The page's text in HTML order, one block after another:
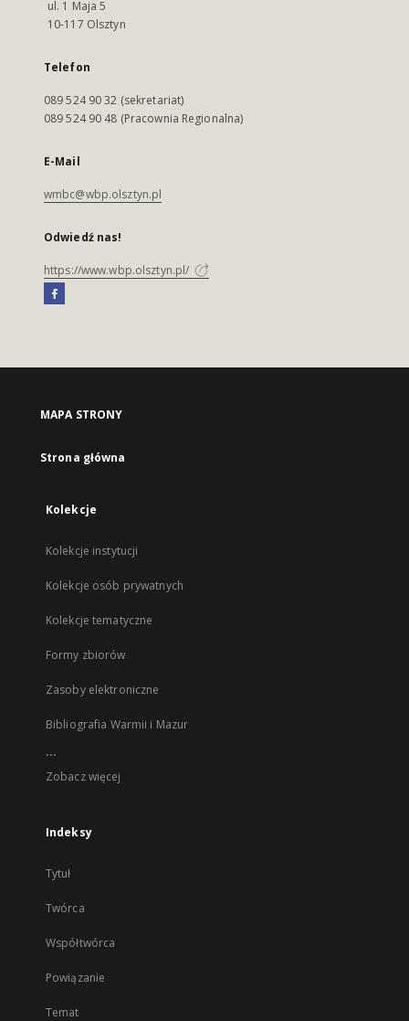
ul. 1 Maja 5
10-117 Olsztyn
Telefon
089 524 90 32 (sekretariat)
089 524 90 48 (Pracownia Regionalna)
E-Mail
wmbc@wbp.olsztyn.pl
Odwiedź nas!
https://www.wbp.olsztyn.pl/
MAPA STRONY
Strona główna
Kolekcje
Kolekcje instytucji
Kolekcje osób prywatnych
Kolekcje tematyczne
Formy zbiorów
Zasoby elektroniczne
Bibliografia Warmii i Mazur
...
Zobacz więcej
Indeksy
Tytuł
Twórca
Współtwórca
Powiązanie
Temat